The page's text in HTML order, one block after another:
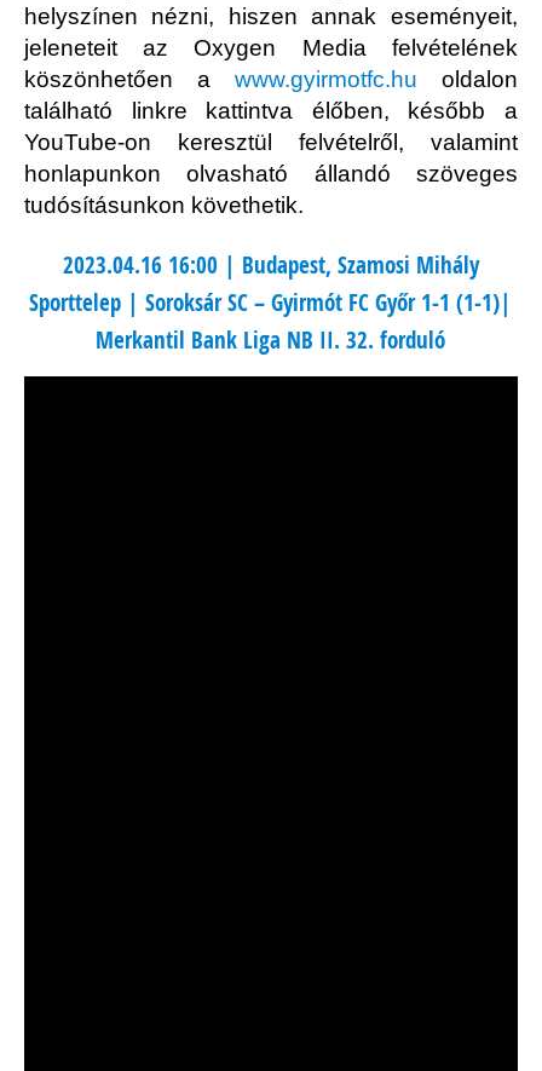
helyszínen nézni, hiszen annak eseményeit,
jeleneteit az Oxygen Media felvételének
köszönhetően a www.gyirmotfc.hu oldalon
található linkre kattintva élőben, később a
YouTube-on keresztül felvételről, valamint
honlapunkon olvasható állandó szöveges
tudósításunkon követhetik.
2023.04.16 16:00 | Budapest, Szamosi Mihály
Sporttelep | Soroksár SC – Gyirmót FC Győr 1-1 (1-1)|
Merkantil Bank Liga NB II. 32. forduló